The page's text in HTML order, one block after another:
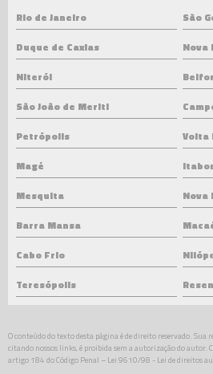
Rio de Janeiro
São
Duque de Caxias
Nova
Niterói
São João de Meriti
Petrópolis
Volta
Magé
Mesquita
Nova
Barra Mansa
Cabo Frio
Teresópolis
O conteúdo do texto desta página é de direito reservado.
citando nossos links, é proibida sem a autorização do autor.
artigo 184 do Código Penal – Lei 9610/98 - Lei de direitos